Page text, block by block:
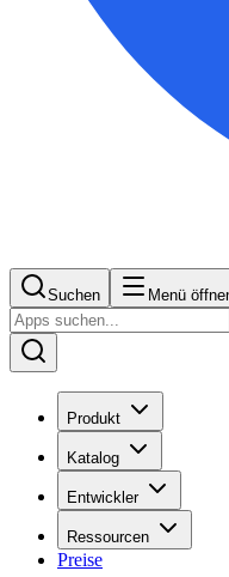
Suchen Menü
Produkt
Katalog
Entwickler
Ressourcen
Preise